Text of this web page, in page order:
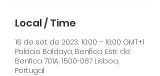
Local / Time
16 de set. de 2023, 10:00 – 16:00 GMT+1
Palácio Baldaya, Benfica, Estr. de
Benfica 701A, 1500-087 Lisboa,
Portugal